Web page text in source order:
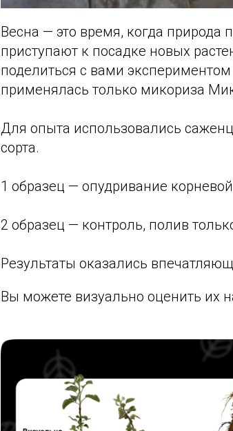
Весна — это время, когда природа
приступают к посадке новых
поделиться с вами
применялась только микориза
Для опыта использовались
сорта.
1 образец — опудривание
2 образец — контроль, полив
Результаты оказались
Вы можете визуально оценить их